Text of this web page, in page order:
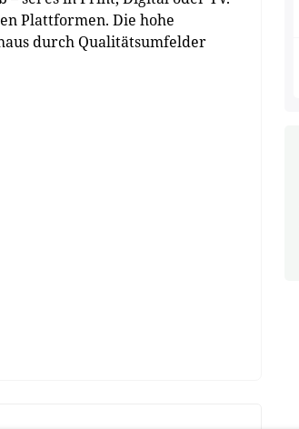
Plattformen. Die hohe
durch Qualitätsumfelder